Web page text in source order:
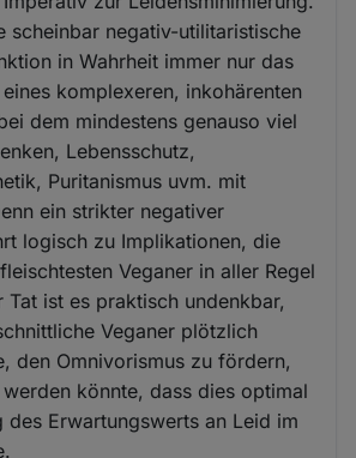
scheinbar negativ-utilitaristische
in Wahrheit immer nur das
komplexeren, inkohärenten
dem mindestens genauso viel
Lebensschutz,
Puritanismus uvm. mit
ein strikter negativer
logisch zu Implikationen, die
Veganer in aller Regel
Tat ist es praktisch undenkbar,
Veganer plötzlich
den Omnivorismus zu fördern,
könnte, dass dies optimal
des Erwartungswerts an Leid im